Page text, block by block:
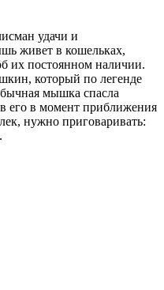
удачи и
живет в кошельках,
их постоянном наличии.
который по легенде
мышка спасла
его в момент приближения
нужно приговаривать: